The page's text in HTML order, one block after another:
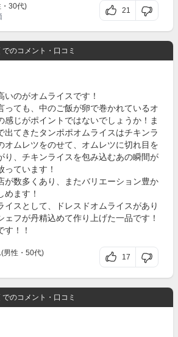
30代)
21
でのコメント・口コミ
のがオムライスです！
っても、中のご飯が卵で巻かれているオ
感じがポイントではないでしょうか！ま
出てきたタンポポオムライスはチキンラ
オムレツをのせて、オムレツに切れ目を
り、チキンライスを包み込むあの瞬間が
っています！
が数多くあり、またバリエーション豊か
めます！
イスとして、ドレスドオムライスがあり
ェフが丹精込めて作り上げた一品です！
す！！
男性・50代)
17
でのコメント・口コミ